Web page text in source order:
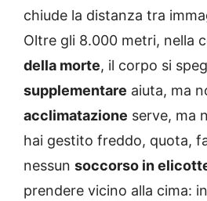
chiude la distanza tra
Oltre gli 8.000 metri, nella
della morte, il corpo si
supplementare aiuta, ma
acclimatazione serve, ma
hai gestito freddo, quota,
nessun soccorso in
prendere vicino alla cima: